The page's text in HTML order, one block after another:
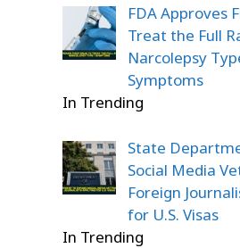
FDA Approves
Treat the Full
Narcolepsy
Symptoms
In Trending
State
Social Media
Foreign
for U.S. Visas
In Trending